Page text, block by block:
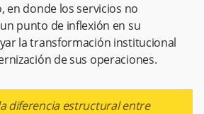
en donde los servicios no
punto de inflexión en su
la transformación institucional
de sus operaciones.
diferencia estructural entre